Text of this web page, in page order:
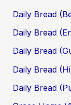
Daily Bread
Daily Bread
Daily Bread
Daily Bread
Daily Bread